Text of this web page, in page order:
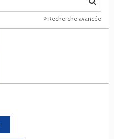
Recherche avancée